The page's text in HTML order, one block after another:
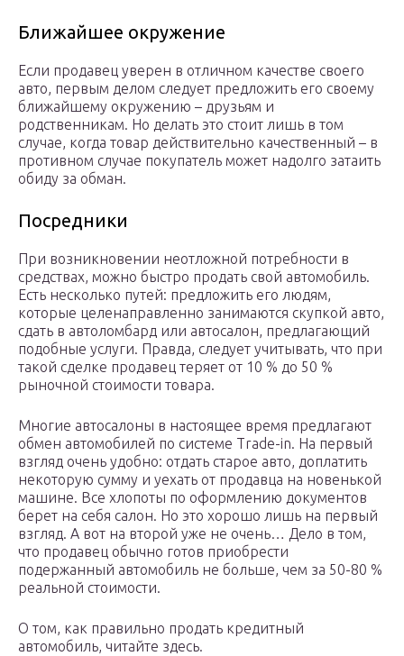
Ближайшее окружение
Если продавец уверен в отличном качестве своего
авто, первым делом следует предложить его своему
ближайшему окружению – друзьям и
родственникам. Но делать это стоит лишь в том
случае, когда товар действительно качественный – в
противном случае покупатель может надолго затаить
обиду за обман.
Посредники
При возникновении неотложной потребности в
средствах, можно быстро продать свой автомобиль.
Есть несколько путей: предложить его людям,
которые целенаправленно занимаются скупкой авто,
сдать в автоломбард или автосалон, предлагающий
подобные услуги. Правда, следует учитывать, что при
такой сделке продавец теряет от 10 % до 50 %
рыночной стоимости товара.
Многие автосалоны в настоящее время предлагают
обмен автомобилей по системе Trade-in. На первый
взгляд очень удобно: отдать старое авто, доплатить
некоторую сумму и уехать от продавца на новенькой
машине. Все хлопоты по оформлению документов
берет на себя салон. Но это хорошо лишь на первый
взгляд. А вот на второй уже не очень… Дело в том,
что продавец обычно готов приобрести
подержанный автомобиль не больше, чем за 50-80 %
реальной стоимости.
О том, как правильно продать кредитный
автомобиль, читайте здесь.